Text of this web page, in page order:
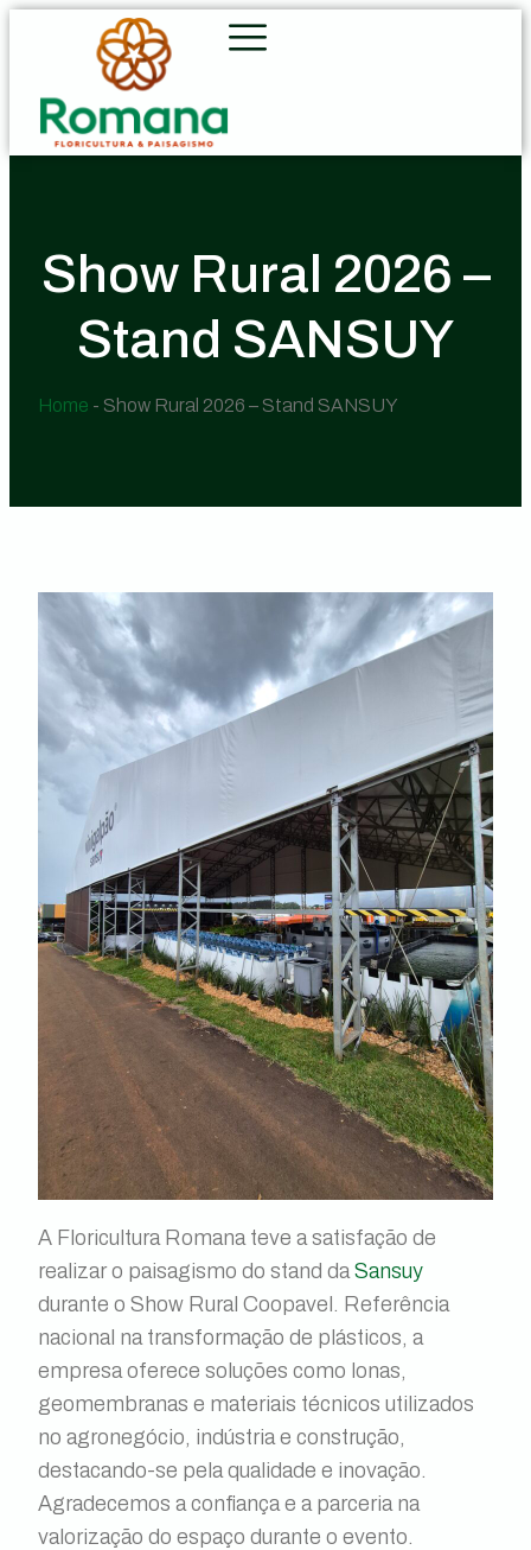
Show Rural 2026 –
Stand SANSUY
Home - Show Rural 2026 – Stand SANSUY
A Floricultura Romana teve a satisfação de
realizar o paisagismo do stand da Sansuy
durante o Show Rural Coopavel. Referência
nacional na transformação de plásticos, a
empresa oferece soluções como lonas,
geomembranas e materiais técnicos utilizados
no agronegócio, indústria e construção,
destacando-se pela qualidade e inovação.
Agradecemos a confiança e a parceria na
valorização do espaço durante o evento.